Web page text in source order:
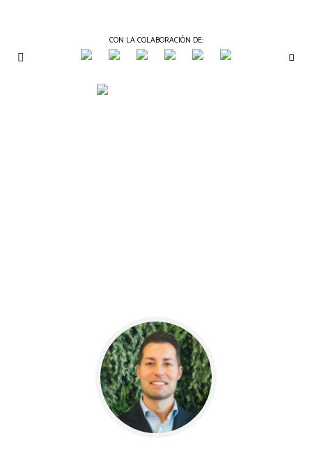
CON LA COLABORACIÓN DE:
Periódico